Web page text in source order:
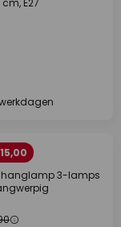
E27
hanglamp 3-lamps